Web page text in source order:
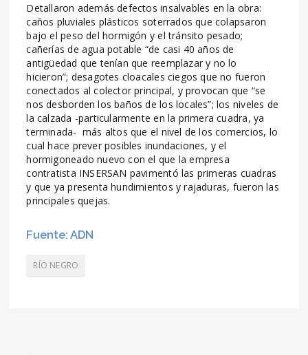
Detallaron además defectos insalvables en la obra:
caños pluviales plásticos soterrados que colapsaron
bajo el peso del hormigón y el tránsito pesado;
cañerías de agua potable “de casi 40 años de
antigüedad que tenían que reemplazar y no lo
hicieron”; desagotes cloacales ciegos que no fueron
conectados al colector principal, y provocan que “se
nos desborden los baños de los locales”; los niveles de
la calzada -particularmente en la primera cuadra, ya
terminada- más altos que el nivel de los comercios, lo
cual hace prever posibles inundaciones, y el
hormigoneado nuevo con el que la empresa
contratista INSERSAN pavimentó las primeras cuadras
y que ya presenta hundimientos y rajaduras, fueron las
principales quejas.
Fuente: ADN
RÍO NEGRO